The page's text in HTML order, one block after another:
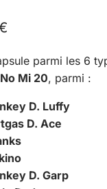
parmi les 6
Mi 20, parmi :
D. Luffy
D. Ace
D. Garp